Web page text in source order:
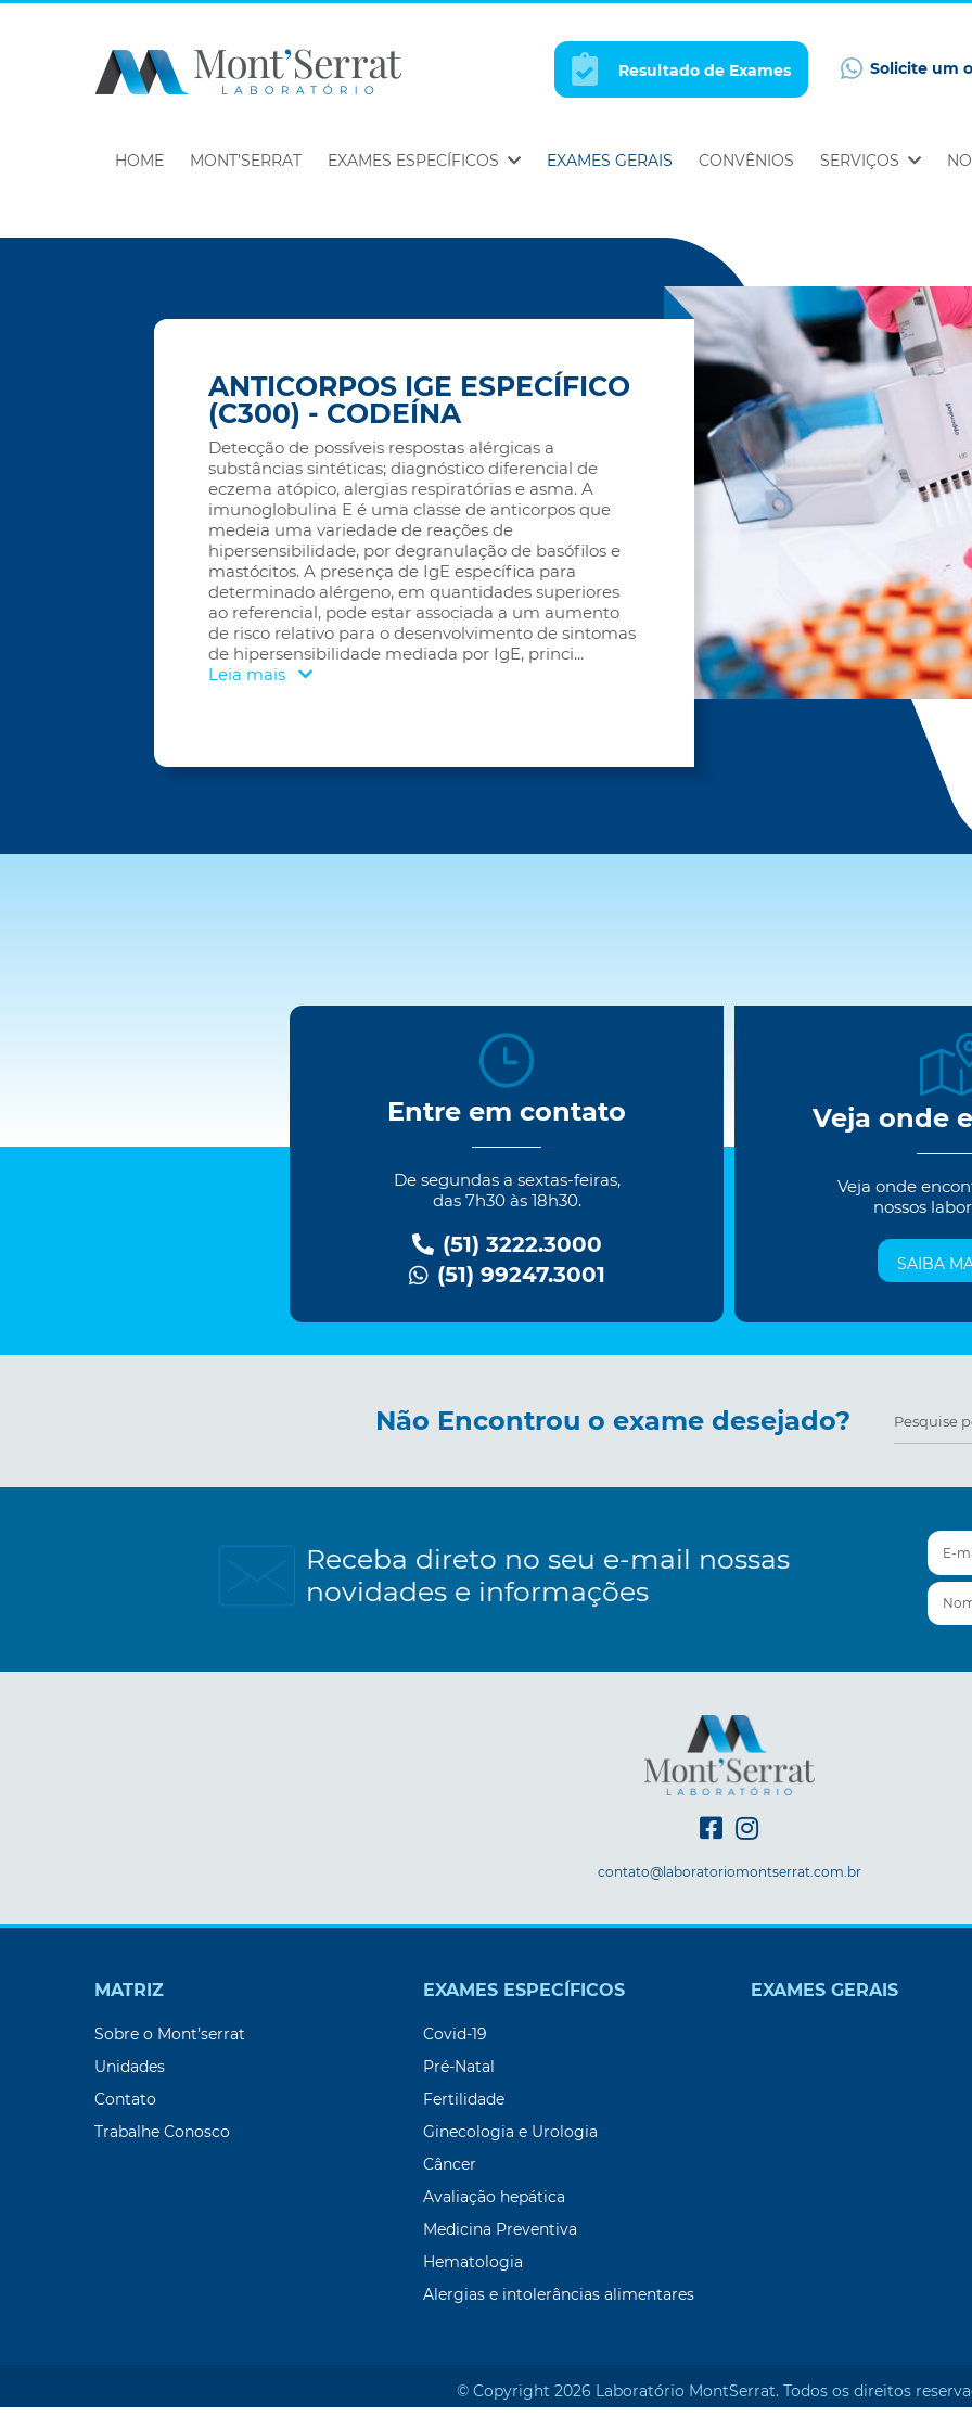
Resultado de Exames Solicite um
HOME MONT’SERRAT EXAMES ESPECÍFICOS EXAMES GERAIS CONVÊNIOS SERVIÇOS
ANTICORPOS IGE ESPECÍFICO
(C300) - CODEÍNA
Detecção de possíveis respostas alérgicas a
substâncias sintéticas; diagnóstico diferencial de
eczema atópico, alergias respiratórias e asma. A
imunoglobulina E é uma classe de anticorpos que
medeia uma variedade de reações de
hipersensibilidade, por degranulação de basófilos e
mastócitos. A presença de IgE específica para
determinado alérgeno, em quantidades superiores
ao referencial, pode estar associada a um aumento
de risco relativo para o desenvolvimento de sintomas
de hipersensibilidade mediada por IgE, princi...
Leia mais
Entre em contato
De segundas a sextas-feiras,
das 7h30 às 18h30.
(51) 3222.3000
(51) 99247.3001
Veja onde
Veja onde
nossos
SAIBA
Não Encontrou o exame desejado?
Receba direto no seu e-mail nossas
novidades e informações
E-mail
Nome
contato@laboratoriomontserrat.com.br
MATRIZ
Sobre o Mont’serrat
Unidades
Contato
Trabalhe Conosco
EXAMES ESPECÍFICOS
Covid-19
Pré-Natal
Fertilidade
Ginecologia e Urologia
Câncer
Avaliação hepática
Medicina Preventiva
Hematologia
Alergias e intolerâncias alimentares
EXAMES GERAIS
© Copyright 2026 Laboratório Mont`Serrat. Todos os direitos